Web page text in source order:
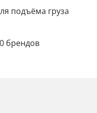
подъёма груза
брендов